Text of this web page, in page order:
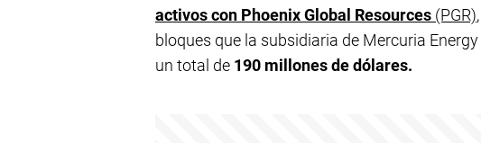
activos con Phoenix Global Resources (PGR)
bloques que la subsidiaria de Mercuria
un total de 190 millones de dólares.